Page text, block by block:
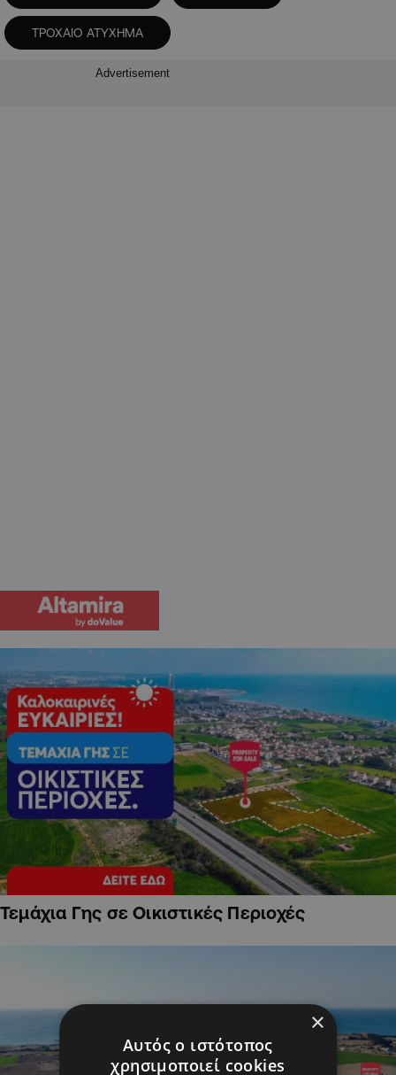
ΤΡΟΧΑΙΟ ΑΤΥΧΗΜΑ
Advertisement
Τεμάχια Γης σε Οικιστικές Περιοχές
×
Αυτός ο ιστότοπος
χρησιμοποιεί cookies